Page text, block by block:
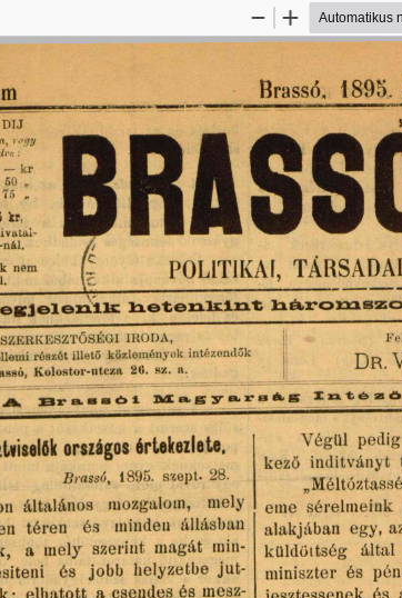
KicsinyítésNagyítás